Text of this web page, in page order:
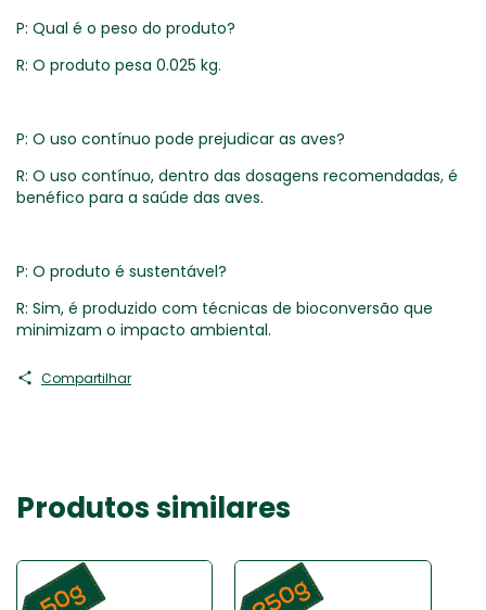
P: Qual é o peso do produto?
R: O produto pesa 0.025 kg.
P: O uso contínuo pode prejudicar as aves?
R: O uso contínuo, dentro das dosagens recomendadas, é
benéfico para a saúde das aves.
P: O produto é sustentável?
R: Sim, é produzido com técnicas de bioconversão que
minimizam o impacto ambiental.
Compartilhar
Produtos similares